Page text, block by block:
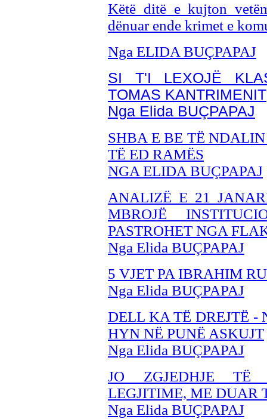
Këtë ditë e kujton
dënuar ende krimet e
Nga ELIDA BUÇPAPAJ
SI T'I LEXOJË
TOMAS KANTRIMENIT
Nga Elida BUÇPAPAJ
SHBA E BE TË
TË ED RAMËS
NGA ELIDA BUÇPAPAJ
ANALIZË E 21
MBROJË
PASTROHET NGA
Nga Elida BUÇPAPAJ
5 VJET PA IBRAHIM
Nga Elida BUÇPAPAJ
DELL KA TË DREJTË -
HYN NË PUNË ASKUJT
Nga Elida BUÇPAPAJ
JO ZGJEDHJE TË
LEGJITIME, ME DUAR
Nga Elida BUÇPAPAJ